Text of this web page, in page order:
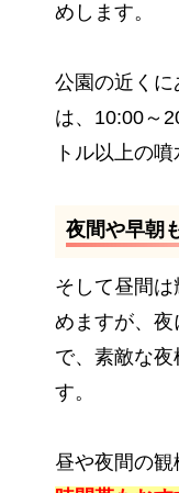
めします。
公園の近く
は、10:00～
トル以上の
夜間や早朝
そして昼間
めますが、夜
で、素敵な夜
す。
昼や夜間の観